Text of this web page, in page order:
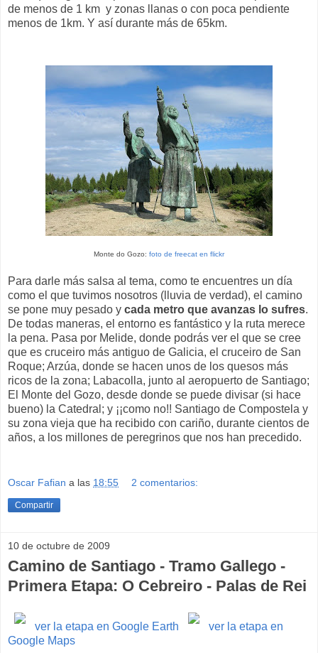
de menos de 1 km y zonas llanas o con poca pendiente
menos de 1km. Y así durante más de 65km.
Monte do Gozo: foto de freecat en flickr
Para darle más salsa al tema, como te encuentres un día
como el que tuvimos nosotros (lluvia de verdad), el camino
se pone muy pesado y cada metro que avanzas lo sufres.
De todas maneras, el entorno es fantástico y la ruta merece
la pena. Pasa por Melide, donde podrás ver el que se cree
que es cruceiro más antiguo de Galicia, el cruceiro de San
Roque; Arzúa, donde se hacen unos de los quesos más
ricos de la zona; Labacolla, junto al aeropuerto de Santiago;
El Monte del Gozo, desde donde se puede divisar (si hace
bueno) la Catedral; y ¡¡como no!! Santiago de Compostela y
su zona vieja que ha recibido con cariño, durante cientos de
años, a los millones de peregrinos que nos han precedido.
Oscar Fafian a las 18:55 2 comentarios:
Compartir
10 de octubre de 2009
Camino de Santiago - Tramo Gallego -
Primera Etapa: O Cebreiro - Palas de Rei
ver la etapa en Google Earth
ver la etapa en
Google Maps